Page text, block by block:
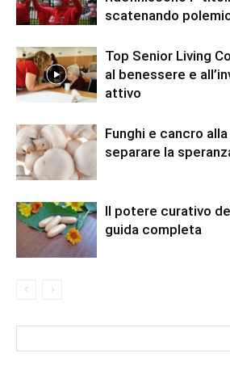
scatenando
Top Senior Living
al benessere e
attivo
Funghi e cancro
separare la
Il potere curativo
guida completa